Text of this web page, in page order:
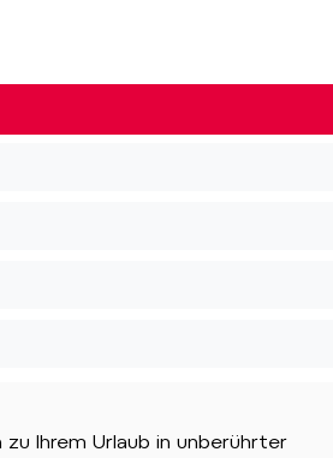
zu Ihrem Urlaub in unberührter